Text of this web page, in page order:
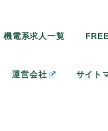
機電系求人一覧
運営会社 サイト